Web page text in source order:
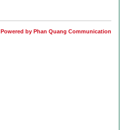
Powered by Phan Quang Communication